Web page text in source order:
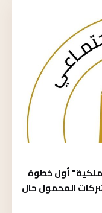
أول خطوة
المحمول حال